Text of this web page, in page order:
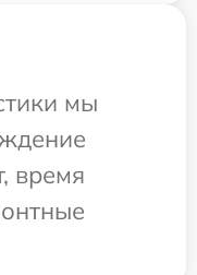
мы
время